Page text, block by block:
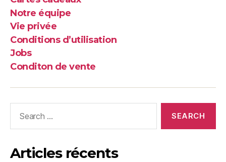
Notre équipe
Vie privée
Conditions d’utilisation
Jobs
Conditon de vente
Articles récents